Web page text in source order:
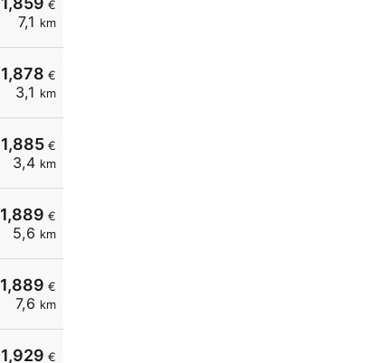
€
7,1 km
1,878 €
3,1 km
1,885 €
3,4 km
1,889 €
5,6 km
1,889 €
7,6 km
1,929 €